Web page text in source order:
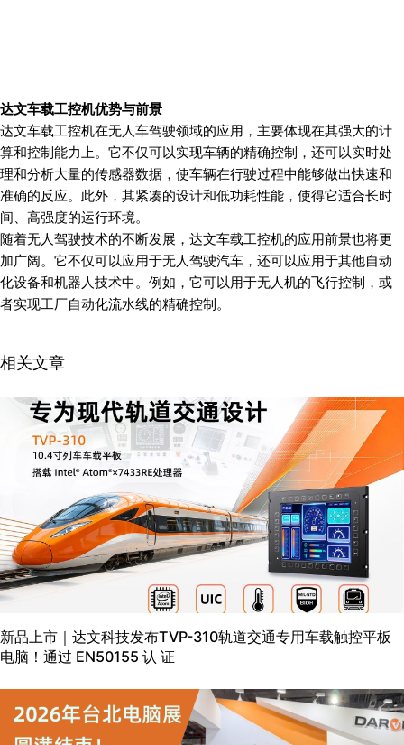
达文车载工控机优势与前景
达文车载工控机在无人车驾驶领域的应用，主要体现在其强大的计
算和控制能力上。它不仅可以实现车辆的精确控制，还可以实时处
理和分析大量的传感器数据，使车辆在行驶过程中能够做出快速和
准确的反应。此外，其紧凑的设计和低功耗性能，使得它适合长时
间、高强度的运行环境。
随着无人驾驶技术的不断发展，达文车载工控机的应用前景也将更
加广阔。它不仅可以应用于无人驾驶汽车，还可以应用于其他自动
化设备和机器人技术中。例如，它可以用于无人机的飞行控制，或
者实现工厂自动化流水线的精确控制。
相关文章
新品上市｜达文科技发布TVP-310轨道交通专用车载触控平板
电脑！通过 EN50155 认 证